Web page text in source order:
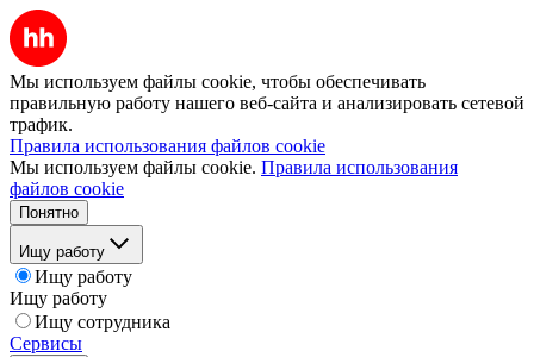
Мы используем файлы cookie, чтобы обеспечивать
правильную работу нашего веб-сайта и анализировать сетевой
трафик.
Правила использования файлов cookie
Мы используем файлы cookie. Правила использования
файлов cookie
Понятно
Ищу работу
Ищу работу
Ищу работу
Ищу сотрудника
Сервисы